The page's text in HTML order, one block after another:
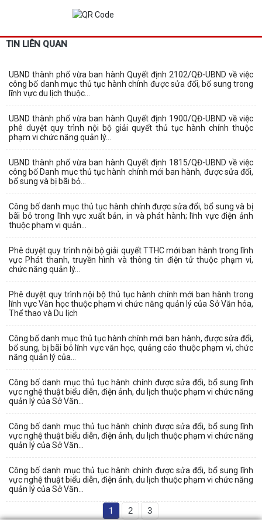
TIN LIÊN QUAN
UBND thành phố vừa ban hành Quyết định 2102/QĐ-UBND về việc
công bố danh mục thủ tục hành chính được sửa đổi, bổ sung trong
lĩnh vực du lịch thuộc...
UBND thành phố vừa ban hành Quyết định 1900/QĐ-UBND về việc
phê duyệt quy trình nội bộ giải quyết thủ tục hành chính thuộc
phạm vi chức năng quản lý...
UBND thành phố vừa ban hành Quyết định 1815/QĐ-UBND về việc
công bố Danh mục thủ tục hành chính mới ban hành, được sửa đổi,
bổ sung và bị bãi bỏ...
Công bố danh mục thủ tục hành chính được sửa đổi, bổ sung và bị
bãi bỏ trong lĩnh vực xuất bản, in và phát hành; lĩnh vực điện ảnh
thuộc phạm vi quản...
Phê duyệt quy trình nội bộ giải quyết TTHC mới ban hành trong lĩnh
vực Phát thanh, truyền hình và thông tin điện tử thuộc phạm vi,
chức năng quản lý...
Phê duyệt quy trình nội bộ thủ tục hành chính mới ban hành trong
lĩnh vực Văn học thuộc phạm vi chức năng quản lý của Sở Văn hóa,
Thể thao và Du lịch
Công bố danh mục thủ tục hành chính mới ban hành, được sửa đổi,
bổ sung, bị bãi bỏ lĩnh vực văn học, quảng cáo thuộc phạm vi, chức
năng quản lý của...
Công bố danh mục thủ tục hành chính được sửa đổi, bổ sung lĩnh
vực nghệ thuật biểu diễn, điện ảnh, du lịch thuộc phạm vi chức năng
quản lý của Sở Văn...
Công bố danh mục thủ tục hành chính được sửa đổi, bổ sung lĩnh
vực nghệ thuật biểu diễn, điện ảnh, du lịch thuộc phạm vi chức năng
quản lý của Sở Văn...
Công bố danh mục thủ tục hành chính được sửa đổi, bổ sung lĩnh
vực nghệ thuật biểu diễn, điện ảnh, du lịch thuộc phạm vi chức năng
quản lý của Sở Văn...
1 2 3